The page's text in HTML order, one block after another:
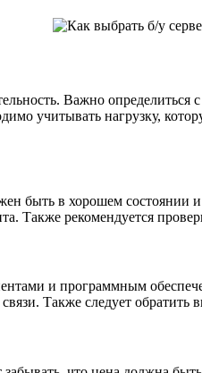
Важно
учитывать нагрузку,
в хорошем состоянии
Также рекомендуется
и программным
Также следует